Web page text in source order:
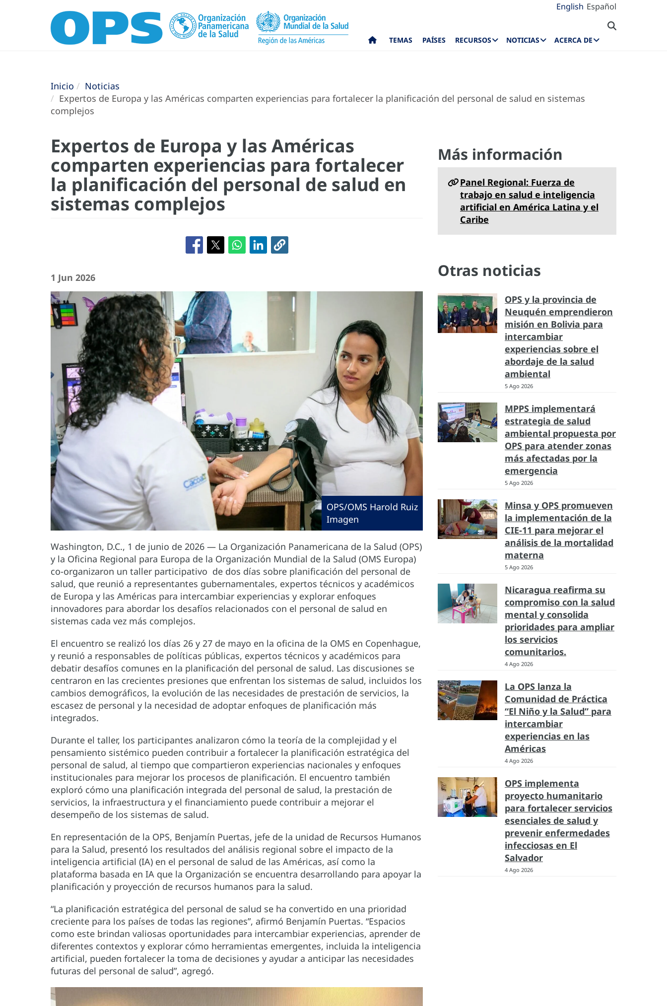
English Español
TEMAS PAÍSES RECURSOS NOTICIAS ACERCA DE
Inicio
Noticias
Expertos de Europa y las Américas comparten experiencias para fortalecer la planificación del personal de salud en sistemas
complejos
Expertos de Europa y las Américas
comparten experiencias para fortalecer
la planificación del personal de salud en
sistemas complejos
1 Jun 2026
OPS/OMS Harold Ruiz
Imagen
Washington, D.C., 1 de junio de 2026 — La Organización Panamericana de la Salud (OPS)
y la Oficina Regional para Europa de la Organización Mundial de la Salud (OMS Europa)
co-organizaron un taller participativo de dos días sobre planificación del personal de
salud, que reunió a representantes gubernamentales, expertos técnicos y académicos
de Europa y las Américas para intercambiar experiencias y explorar enfoques
innovadores para abordar los desafíos relacionados con el personal de salud en
sistemas cada vez más complejos.
El encuentro se realizó los días 26 y 27 de mayo en la oficina de la OMS en Copenhague,
y reunió a responsables de políticas públicas, expertos técnicos y académicos para
debatir desafíos comunes en la planificación del personal de salud. Las discusiones se
centraron en las crecientes presiones que enfrentan los sistemas de salud, incluidos los
cambios demográficos, la evolución de las necesidades de prestación de servicios, la
escasez de personal y la necesidad de adoptar enfoques de planificación más
integrados.
Durante el taller, los participantes analizaron cómo la teoría de la complejidad y el
pensamiento sistémico pueden contribuir a fortalecer la planificación estratégica del
personal de salud, al tiempo que compartieron experiencias nacionales y enfoques
institucionales para mejorar los procesos de planificación. El encuentro también
exploró cómo una planificación integrada del personal de salud, la prestación de
servicios, la infraestructura y el financiamiento puede contribuir a mejorar el
desempeño de los sistemas de salud.
En representación de la OPS, Benjamín Puertas, jefe de la unidad de Recursos Humanos
para la Salud, presentó los resultados del análisis regional sobre el impacto de la
inteligencia artificial (IA) en el personal de salud de las Américas, así como la
plataforma basada en IA que la Organización se encuentra desarrollando para apoyar la
planificación y proyección de recursos humanos para la salud.
“La planificación estratégica del personal de salud se ha convertido en una prioridad
creciente para los países de todas las regiones”, afirmó Benjamín Puertas. “Espacios
como este brindan valiosas oportunidades para intercambiar experiencias, aprender de
diferentes contextos y explorar cómo herramientas emergentes, incluida la inteligencia
artificial, pueden fortalecer la toma de decisiones y ayudar a anticipar las necesidades
futuras del personal de salud”, agregó.
Más información
Panel Regional: Fuerza de
trabajo en salud e inteligencia
artificial en América Latina y el
Caribe
Otras noticias
OPS y la provincia de
Neuquén emprendieron
misión en Bolivia para
intercambiar
experiencias sobre el
abordaje de la salud
ambiental
5 Ago 2026
MPPS implementará
estrategia de salud
ambiental propuesta por
OPS para atender zonas
más afectadas por la
emergencia
5 Ago 2026
Minsa y OPS promueven
la implementación de la
CIE-11 para mejorar el
análisis de la mortalidad
materna
5 Ago 2026
Nicaragua reafirma su
compromiso con la salud
mental y consolida
prioridades para ampliar
los servicios
comunitarios.
4 Ago 2026
La OPS lanza la
Comunidad de Práctica
“El Niño y la Salud” para
intercambiar
experiencias en las
Américas
4 Ago 2026
OPS implementa
proyecto humanitario
para fortalecer servicios
esenciales de salud y
prevenir enfermedades
infecciosas en El
Salvador
4 Ago 2026